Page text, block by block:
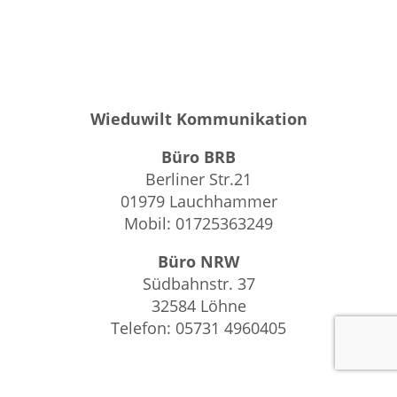
Wieduwilt Kommunikation
Büro BRB
Berliner Str.21
01979 Lauchhammer
Mobil: 01725363249
Büro NRW
Südbahnstr. 37
32584 Löhne
Telefon: 05731 4960405